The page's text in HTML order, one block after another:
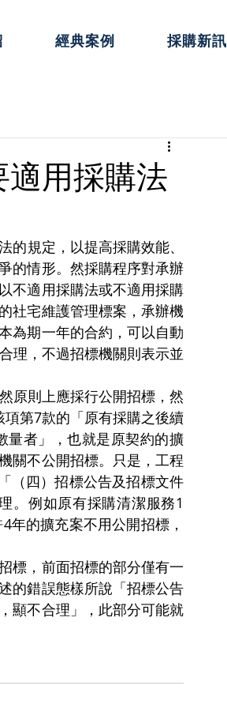
經典案例 採購新訊
用採購法
的規定，以提高採購效能、
的情形。然採購程序對承辦
不適用採購法或不適用採購
社宅維護管理標案，承辦機
為期一年的合約，可以自動
理，不過招標機關則表示並
則上應採行公開招標，然
第7款的「原有採購之後續
量者」，也就是原契約的擴
關不公開招標。只是，工程
（四）招標公告及招標文件
。例如原有採購清潔服務1
年的擴充案不用公開招標，
，前面招標的部分僅有一
的錯誤態樣所說「招標公告
顯不合理」，此部分可能就